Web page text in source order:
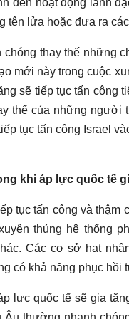
đến hoạt động lãnh
tên lửa hoặc đưa ra
thay thế những
mới này trong cuộc
sẽ tiếp tục tấn công
thế của những người
tục tấn công Israel
khi áp lực quốc tế
tục tấn công và thậm
thủng hệ thống
Các cơ sở hạt
có khả năng phục hồi
lực quốc tế sẽ gia